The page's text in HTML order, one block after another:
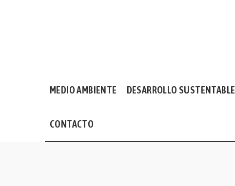
MEDIO AMBIENTE DESARROLLO SUSTENTABLE
CONTACTO